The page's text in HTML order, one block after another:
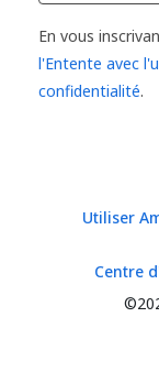
En vous
l'Entente avec
confidentialité.
Utiliser
Centre